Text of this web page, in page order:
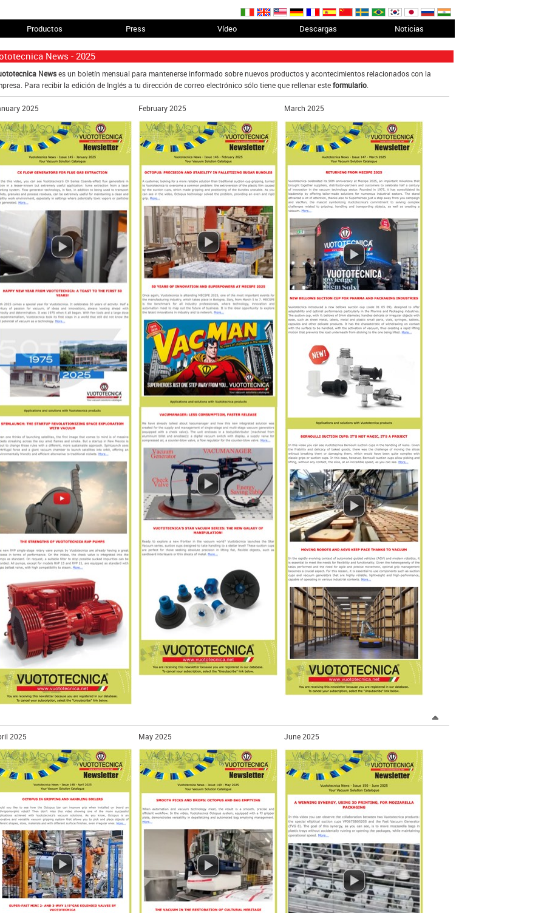
Productos Press Vídeo Descargas Noticias
News - 2025
Newses un boletín mensual para mantenerse informado sobre nuevos productos y acontecimientos relacionados con la
Para recibir la edición de Inglés a tu dirección de correo electrónico sólo tiene que rellenar esteformulario.
2025 February 2025 March 2025
2025 May 2025 June 2025